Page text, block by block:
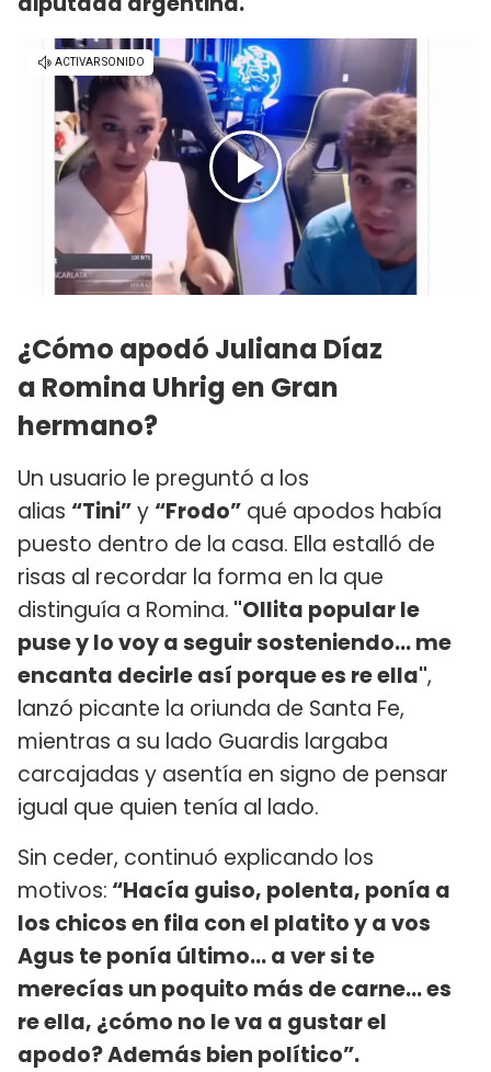
¿Cómo apodó Juliana Díaz
a Romina Uhrig en Gran
hermano?
Un usuario le preguntó a los
alias “Tini”y “Frodo” qué apodos había
puesto dentro de la casa. Ella estalló de
risas al recordar la forma en la que
distinguía a Romina. "Ollita popular le
puse y lo voy a seguir sosteniendo... me
encanta decirle así porque es re ella",
lanzó picante la oriunda de Santa Fe,
mientras a su lado Guardis largaba
carcajadas y asentía en signo de pensar
igual que quien tenía al lado.
Sin ceder, continuó explicando los
motivos: “Hacía guiso, polenta, ponía a
los chicos en fila con el platito y a vos
Agus te ponía último... a ver si te
merecías un poquito más de carne... es
re ella, ¿cómo no le va a gustar el
apodo? Además bien político”.